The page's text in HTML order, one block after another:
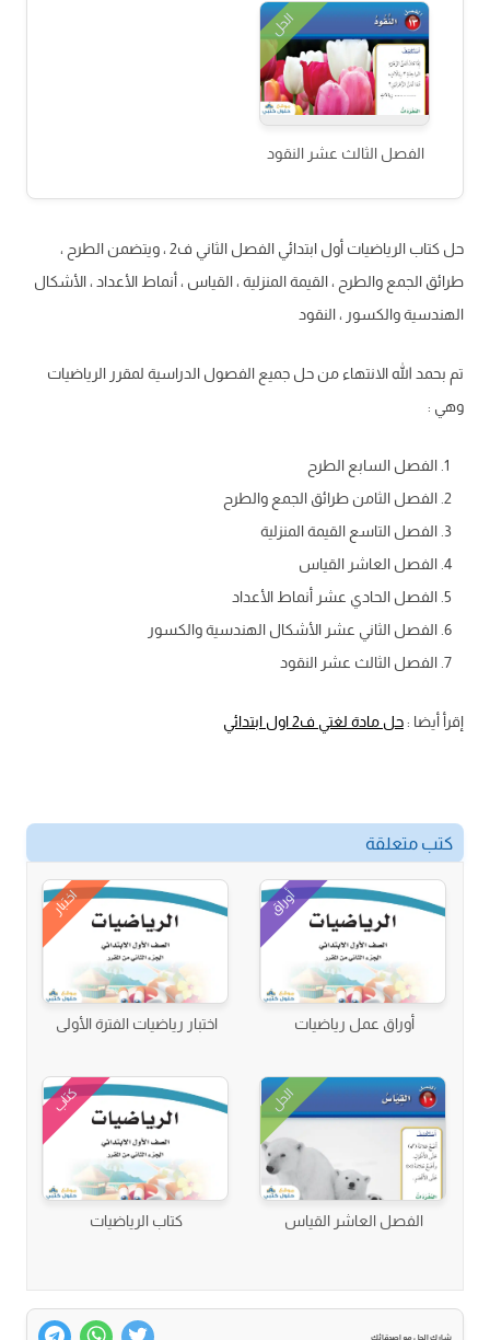
الحل
الفصل الثالث عشر النقود
حل كتاب الرياضيات أول ابتدائي الفصل الثاني ف2 ، ويتضمن الطرح ،
طرائق الجمع والطرح ، القيمة المنزلية ، القياس ، أنماط الأعداد ، الأشكال
الهندسية والكسور ، النقود
تم بحمد الله الانتهاء من حل جميع الفصول الدراسية لمقرر الرياضيات
وهي :
الفصل السابع الطرح
الفصل الثامن طرائق الجمع والطرح
الفصل التاسع القيمة المنزلية
الفصل العاشر القياس
الفصل الحادي عشر أنماط الأعداد
الفصل الثاني عشر الأشكال الهندسية والكسور
الفصل الثالث عشر النقود
إقرأ أيضا :حل مادة لغتي ف2 اول ابتدائي
كتب متعلقة
أوراق
أوراق عمل رياضيات
اختبار
اختبار رياضيات الفترة الأولى
الحل
الفصل العاشر القياس
كتاب
كتاب الرياضيات
شارك الحل مع اصدقائك